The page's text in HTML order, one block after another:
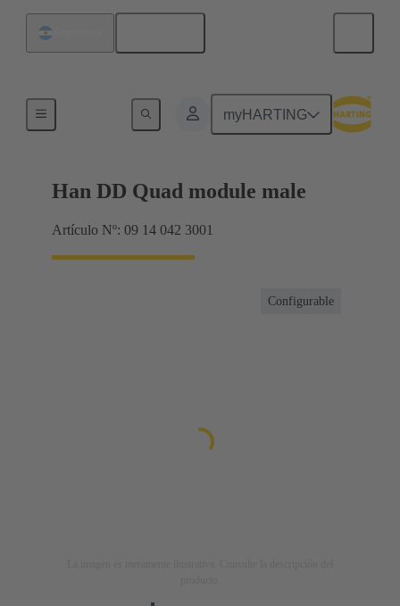
myHARTING
Han DD Quad module male
Artículo Nº: 09 14 042 3001
Configurable